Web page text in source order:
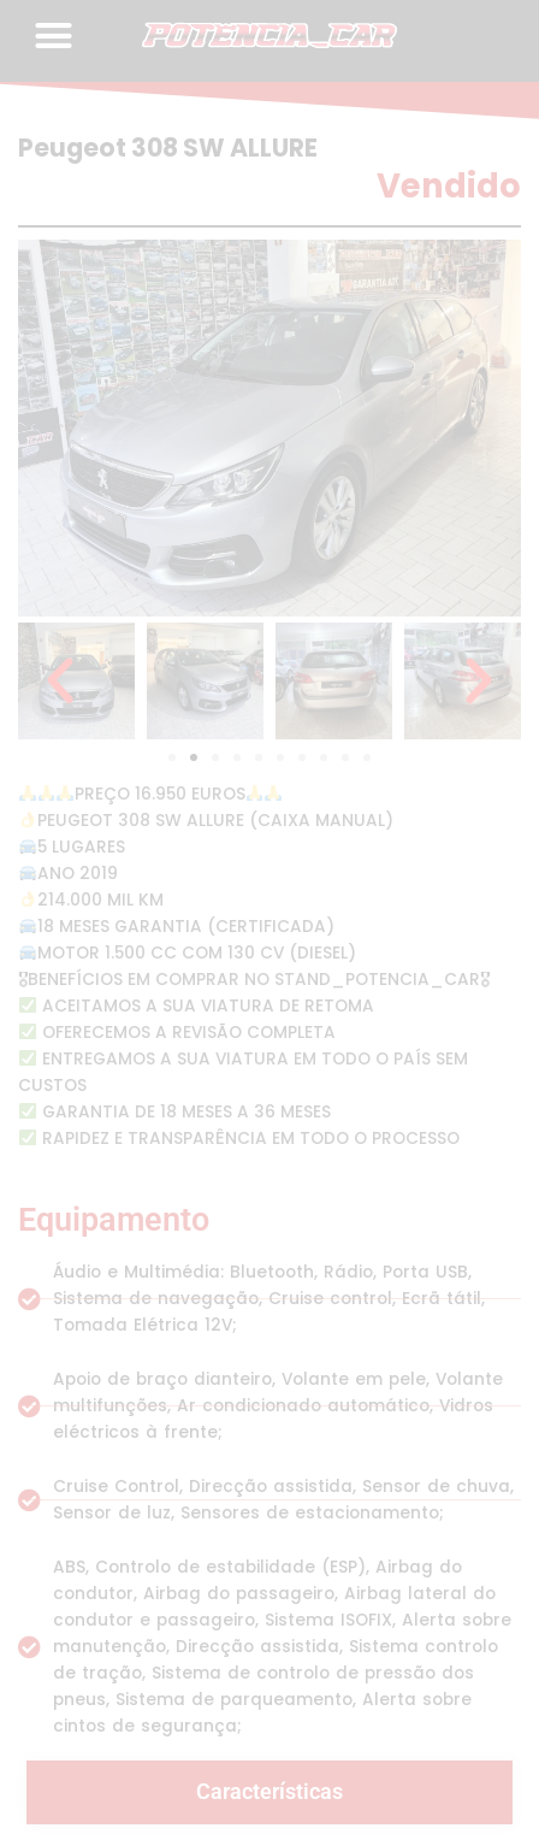
Peugeot 308 SW ALLURE
Vendido
PREÇO 16.950 EUROS
PEUGEOT 308 SW ALLURE (CAIXA MANUAL)
5 LUGARES
ANO 2019
214.000 MIL KM
18 MESES GARANTIA (CERTIFICADA)
MOTOR 1.500 CC COM 130 CV (DIESEL)
🎖BENEFÍCIOS EM COMPRAR NO STAND_POTENCIA_CAR🎖
ACEITAMOS A SUA VIATURA DE RETOMA
OFERECEMOS A REVISÃO COMPLETA
ENTREGAMOS A SUA VIATURA EM TODO O PAÍS SEM
CUSTOS
GARANTIA DE 18 MESES A 36 MESES
RAPIDEZ E TRANSPARÊNCIA EM TODO O PROCESSO
Equipamento
Áudio e Multimédia: Bluetooth, Rádio, Porta USB,
Sistema de navegação, Cruise control, Ecrã tátil,
Tomada Elétrica 12V;
Apoio de braço dianteiro, Volante em pele, Volante
multifunções, Ar condicionado automático, Vidros
eléctricos à frente;
Cruise Control, Direcção assistida, Sensor de chuva,
Sensor de luz, Sensores de estacionamento;
ABS, Controlo de estabilidade (ESP), Airbag do
condutor, Airbag do passageiro, Airbag lateral do
condutor e passageiro, Sistema ISOFIX, Alerta sobre
manutenção, Direcção assistida, Sistema controlo
de tração, Sistema de controlo de pressão dos
pneus, Sistema de parqueamento, Alerta sobre
cintos de segurança;
Características